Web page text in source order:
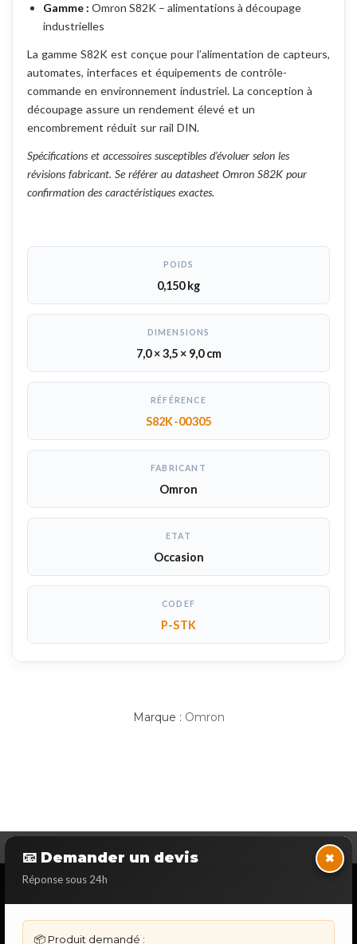
Gamme : Omron S82K – alimentations à découpage
industrielles
La gamme S82K est conçue pour l’alimentation de capteurs,
automates, interfaces et équipements de contrôle-
commande en environnement industriel. La conception à
découpage assure un rendement élevé et un
encombrement réduit sur rail DIN.
Spécifications et accessoires susceptibles d’évoluer selon les
révisions fabricant. Se référer au datasheet Omron S82K pour
confirmation des caractéristiques exactes.
POIDS
0,150 kg
DIMENSIONS
7,0 × 3,5 × 9,0 cm
RÉFÉRENCE
S82K-00305
FABRICANT
Omron
ETAT
Occasion
CODEF
P-STK
Marque : Omron
📧 Demander un devis
Réponse sous 24h
×
📦 Produit demandé :
Dépannage Siemens S7